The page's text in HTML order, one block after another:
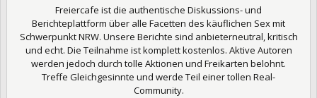
Freiercafe ist die authentische Diskussions- und
Berichteplattform über alle Facetten des käuflichen Sex mit
Schwerpunkt NRW. Unsere Berichte sind anbieterneutral, kritisch
und echt. Die Teilnahme ist komplett kostenlos. Aktive Autoren
werden jedoch durch tolle Aktionen und Freikarten belohnt.
Treffe Gleichgesinnte und werde Teil einer tollen Real-
Community.